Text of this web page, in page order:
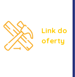
Link do
oferty